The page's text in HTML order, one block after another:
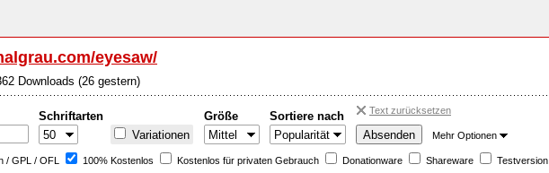
eyesaw/
Downloads (26 gestern)
Schriftarten
Variationen
Größe Sortiere nach Text zurücksetzen
Mehr Optionen
/ GPL / OFL 100% Kostenlos Kostenlos für privaten Gebrauch Donationware Shareware Testversion